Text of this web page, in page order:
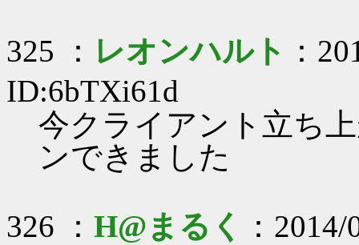
325 ： レオンハルト ：
ID:6bTXi61d
今クライアント立ち
ンできました
326 ： H@まるく
：